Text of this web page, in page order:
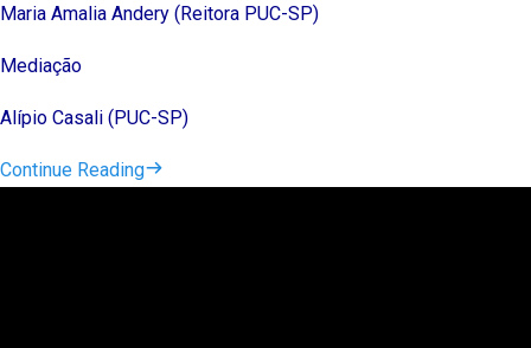
Maria Amalia Andery (Reitora PUC-SP)
Mediação
Alípio Casali (PUC-SP)
Continue Reading